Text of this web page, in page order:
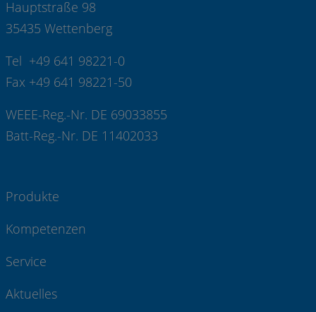
Hauptstraße 98
35435 Wettenberg
Tel +49 641 98221-0
Fax +49 641 98221-50
WEEE-Reg.-Nr. DE 69033855
Batt-Reg.-Nr. DE 11402033
Produkte
Kompetenzen
Service
Aktuelles